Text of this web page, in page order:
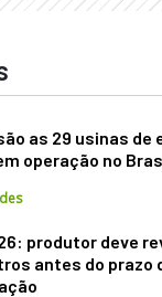
as 29 usinas de
operação no
produtor deve
antes do prazo